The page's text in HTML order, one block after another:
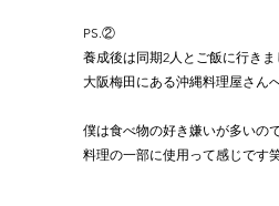
PS.②
養成後は同期2人とご飯に行きま
大阪梅田にある沖縄料理屋さん
僕は食べ物の好き嫌いが多いの
料理の一部に使用って感じです